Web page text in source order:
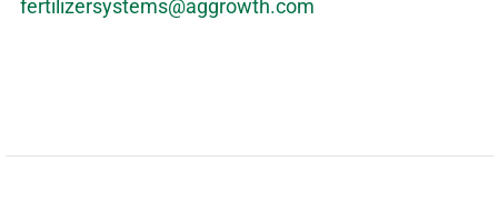
fertilizersystems@aggrowth.com